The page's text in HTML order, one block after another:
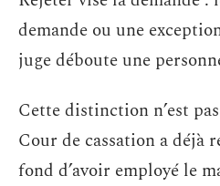
demande ou une
juge déboute une
Cette distinction n’est
Cour de cassation a déjà
fond d’avoir employé le